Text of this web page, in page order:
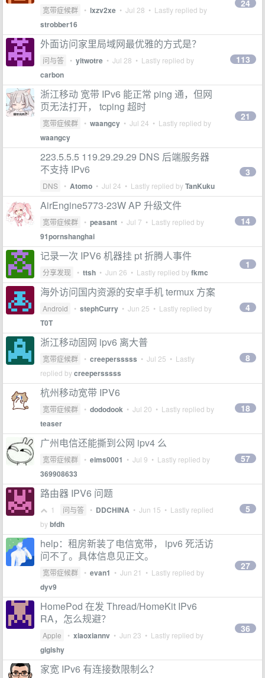
宽带症候群 • lxzv2xe • Jul 28 • Lastly replied by
strobber16
24
外面访问家里局域网最优雅的方式是？
问与答 • yitwotre • Jul 28 • Lastly replied by
carbon
113
浙江移动 宽带 IPv6 能正常 ping 通，但网
页无法打开， tcping 超时
宽带症候群 • waangcy • Jul 24 • Lastly replied by
waangcy
21
223.5.5.5 119.29.29.29 DNS 后端服务器
不支持 IPv6
DNS • Atomo • Jul 24 • Lastly replied byTanKuku
3
AirEngine5773-23W AP 升级文件
宽带症候群 • peasant • Jul 7 • Lastly replied by
91pornshanghai
14
记录一次 IPV6 机器挂 pt 折腾人事件
分享发现 • ttsh • Jun 26 • Lastly replied byfkmc
1
海外访问国内资源的安卓手机 termux 方案
Android • stephCurry • Jun 25 • Lastly replied by
T0T
4
浙江移动固网 ipv6 离大普
宽带症候群 • creepersssss • Jul 25 • Lastly
replied bycreepersssss
8
杭州移动宽带 IPV6
宽带症候群 • dododook • Jul 20 • Lastly replied by
teaser
18
广州电信还能撕到公网 ipv4 么
宽带症候群 • eims0001 • Jul 9 • Lastly replied by
369908633
57
路由器 IPV6 问题
1 问与答 • DDCHINA • Jun 15 • Lastly replied
bybfdh
5
help：租房新装了电信宽带， ipv6 死活访
问不了。具体信息见正文。
宽带症候群 • evan1 • Jun 21 • Lastly replied by
dyv9
27
HomePod 在发 Thread/HomeKit IPv6
RA，怎么规避？
Apple • xiaoxiannv • Jun 23 • Lastly replied by
gigishy
36
家宽 IPv6 有连接数限制么？